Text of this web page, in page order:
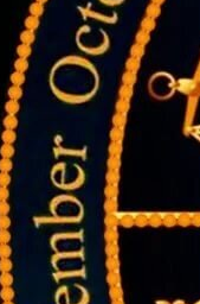
увлекается
из занятий
ситуации
мужчиной. Он был
в него. Но
развратником,